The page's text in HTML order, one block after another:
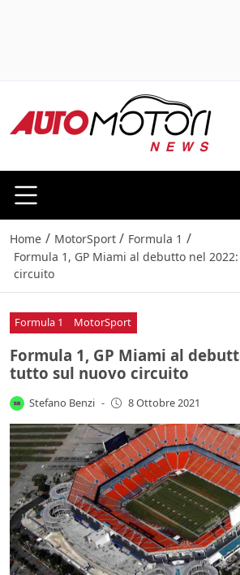
Home / MotorSport / Formula 1 /
Formula 1, GP Miami al debutto nel
circuito
Formula 1 MotorSport
Formula 1, GP Miami al
tutto sul nuovo circuito
Stefano Benzi - 8 Ottobre 2021